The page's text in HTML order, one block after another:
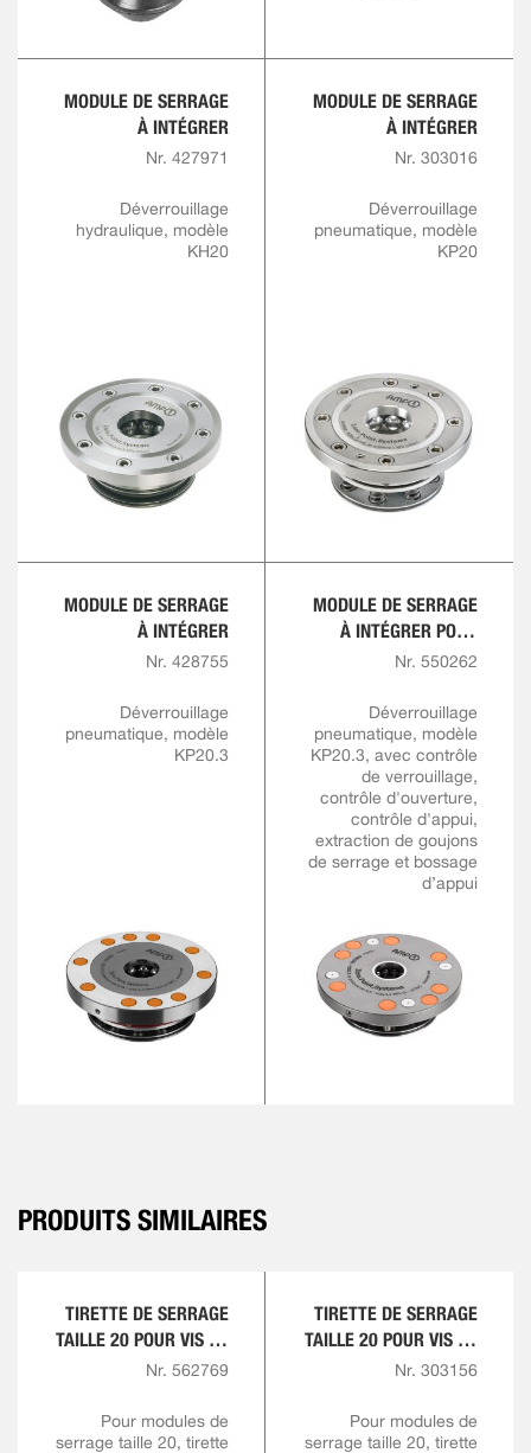
MODULE DE SERRAGE
À INTÉGRER
Nr. 427971
Déverrouillage
hydraulique, modèle
KH20
MODULE DE SERRAGE
À INTÉGRER
Nr. 303016
Déverrouillage
pneumatique, modèle
KP20
MODULE DE SERRAGE
À INTÉGRER
Nr. 428755
Déverrouillage
pneumatique, modèle
KP20.3
MODULE DE SERRAGE
À INTÉGRER POUR
SOLUTIONS
Nr. 550262
Déverrouillage
pneumatique, modèle
KP20.3, avec contrôle
de verrouillage,
contrôle d'ouverture,
contrôle d'appui,
extraction de goujons
de serrage et bossage
d’appui
PRODUITS SIMILAIRES
TIRETTE DE SERRAGE
TAILLE 20 POUR VIS DE
TIRETTE M16 AVEC
D’AJUSTEMENT
RÉDUIT
Nr. 562769
Pour modules de
serrage taille 20, tirette
TIRETTE DE SERRAGE
TAILLE 20 POUR VIS DE
TIRETTE M10 ET M12
Nr. 303156
Pour modules de
serrage taille 20, tirette